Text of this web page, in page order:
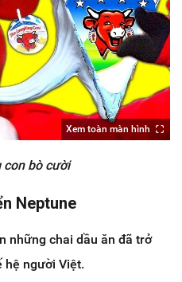
Xem toàn màn hình
con bò cười
Neptune
những chai dầu ăn đã trở
hệ người Việt.